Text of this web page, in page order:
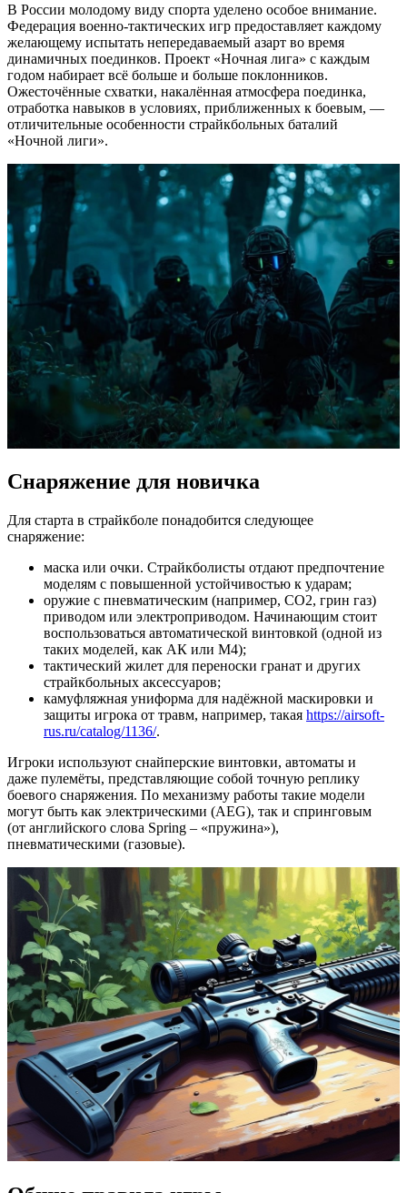
В России молодому виду спорта уделено особое внимание.
Федерация военно-тактических игр предоставляет каждому
желающему испытать непередаваемый азарт во время
динамичных поединков. Проект «Ночная лига» с каждым
годом набирает всё больше и больше поклонников.
Ожесточённые схватки, накалённая атмосфера поединка,
отработка навыков в условиях, приближенных к боевым, —
отличительные особенности страйкбольных баталий
«Ночной лиги».
Снаряжение для новичка
Для старта в страйкболе понадобится следующее
снаряжение:
маска или очки. Страйкболисты отдают предпочтение
моделям с повышенной устойчивостью к ударам;
оружие с пневматическим (например, CO2, грин газ)
приводом или электроприводом. Начинающим стоит
воспользоваться автоматической винтовкой (одной из
таких моделей, как АК или М4);
тактический жилет для переноски гранат и других
страйкбольных аксессуаров;
камуфляжная униформа для надёжной маскировки и
защиты игрока от травм, например, такая https://airsoft-
rus.ru/catalog/1136/.
Игроки используют снайперские винтовки, автоматы и
даже пулемёты, представляющие собой точную реплику
боевого снаряжения. По механизму работы такие модели
могут быть как электрическими (AEG), так и спринговым
(от английского слова Spring – «пружина»),
пневматическими (газовые).